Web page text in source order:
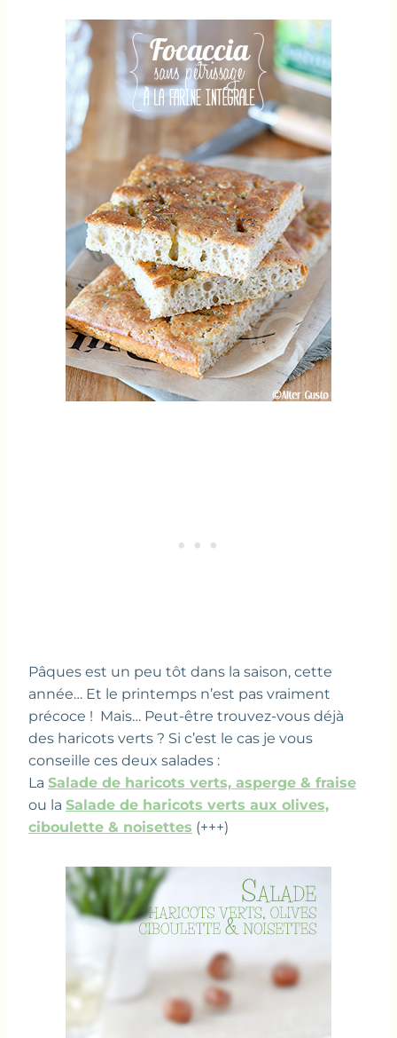
Pâques est un peu tôt dans la saison, cette
année… Et le printemps n’est pas vraiment
précoce ! Mais… Peut-être trouvez-vous déjà
des haricots verts ? Si c’est le cas je vous
conseille ces deux salades :
La Salade de haricots verts, asperge & fraise
ou la Salade de haricots verts aux olives,
ciboulette & noisettes (+++)